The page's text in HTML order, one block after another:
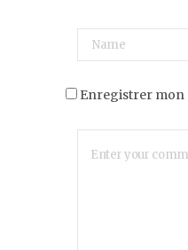
Enregistrer mon